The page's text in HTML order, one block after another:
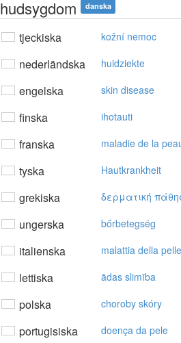
hudsygdom danska
tjeckiska kožní nemoc
nederländska huidziekte
engelska skin disease
finska ihotauti
franska maladie de la
tyska Hautkrankheit
grekiska δερματική
ungerska bőrbetegség
italienska malattia della pelle
lettiska ādas slimība
polska choroby skóry
portugisiska doença da pele